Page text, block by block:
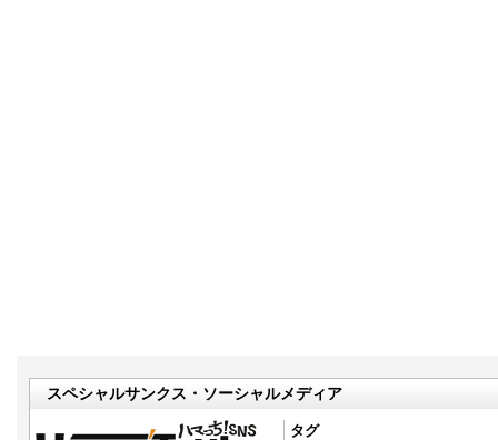
スペシャルサンクス・ソーシャルメディア
タグ